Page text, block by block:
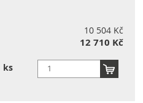
10 504 Kč
12 710 Kč
ks